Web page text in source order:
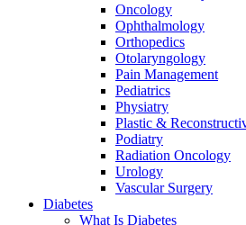
Oncology
Ophthalmology
Orthopedics
Otolaryngology
Pain Management
Pediatrics
Physiatry
Plastic &
Podiatry
Radiation Oncology
Urology
Vascular Surgery
Diabetes
What Is Diabetes